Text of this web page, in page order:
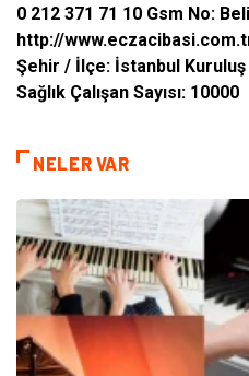
0 212 371 71 10 Gsm No:
http://
Şehir / İlçe: İstanbul Kuruluş
Sağlık Çalışan Sayısı: 10000
NELER VAR